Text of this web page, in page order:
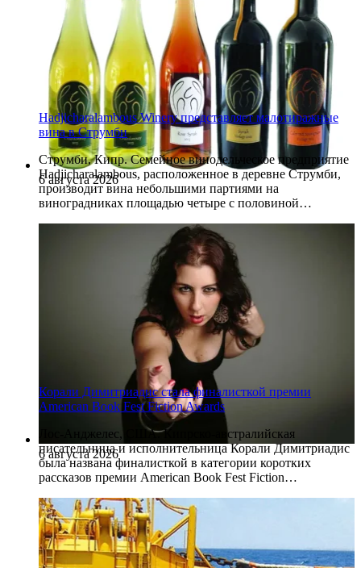
6 августа 2026
Hadjicharalambous Winery представляет малотиражные
вина в Струмби
Струмби, Кипр. Семейное винодельческое предприятие
Hadjicharalambous, расположенное в деревне Струмби,
производит вина небольшими партиями на
виноградниках площадью четыре с половиной…
6 августа 2026
Корали Димитриадис стала финалисткой премии
American Book Fest Fiction Awards
Лос-Анджелес, США. Кипрско-австралийская
писательница и исполнительница Корали Димитриадис
была названа финалисткой в категории коротких
рассказов премии American Book Fest Fiction…